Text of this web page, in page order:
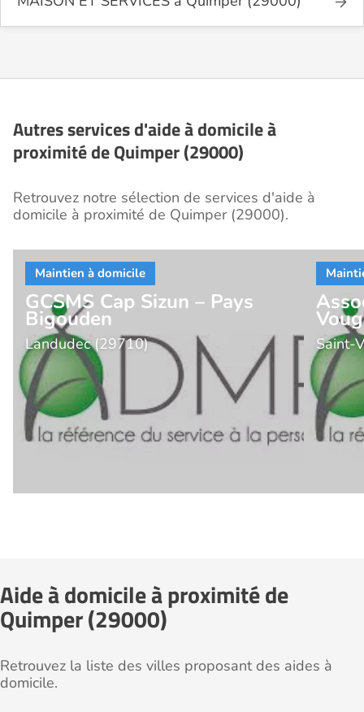
Autres services d'aide à domicile à
proximité de Quimper (29000)
Retrouvez notre sélection de services d'aide à
domicile à proximité de Quimper (29000).
GCSMS Cap Sizun – Pays
Bigouden
Landudec (29710) Saint-
Aide à domicile à proximité de
Quimper (29000)
Retrouvez la liste des villes proposant des aides à
domicile.